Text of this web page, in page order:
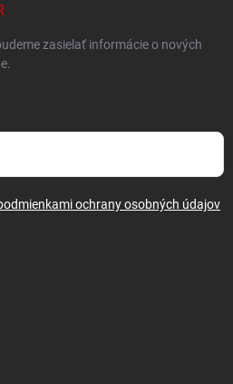
zasielať informácie o nových
ochrany osobných údajov